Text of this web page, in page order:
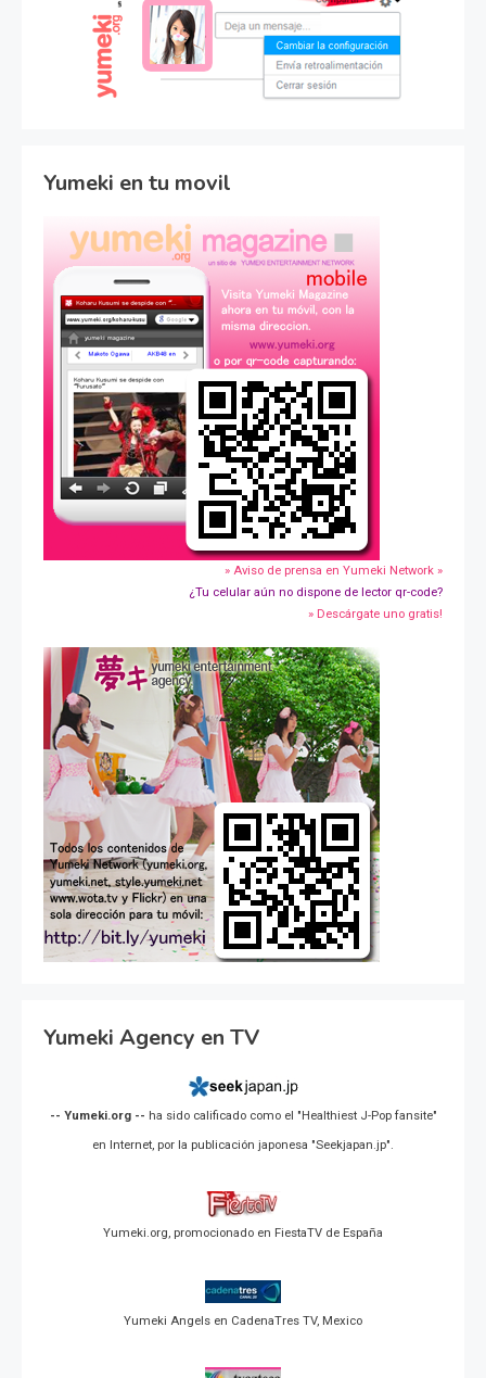
Yumeki en tu movil
» Aviso de prensa en Yumeki Network »
¿Tu celular aún no dispone de lector qr-code?
» Descárgate uno gratis!
Yumeki Agency en TV
-- Yumeki.org -- ha sido calificado como el "Healthiest J-Pop fansite"
en Internet, por la publicación japonesa "Seekjapan.jp".
Yumeki.org, promocionado en FiestaTV de España
Yumeki Angels en CadenaTres TV, Mexico